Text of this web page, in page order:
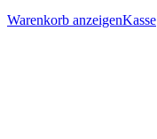
Warenkorb anzeigenKasse